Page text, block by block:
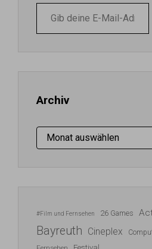
deine
E-
Archiv
Archiv
#Film und Fernsehen 26 Games
Bayreuth Cineplex